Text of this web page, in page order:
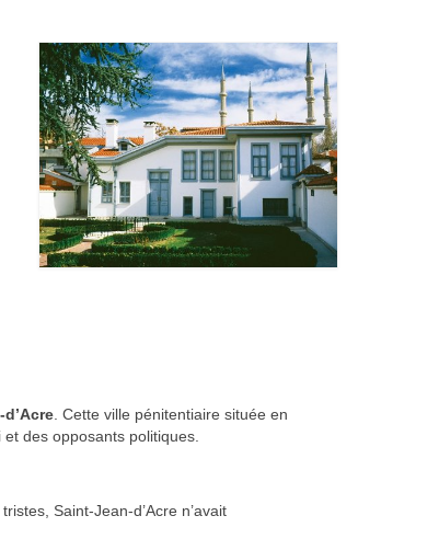
. Cette ville pénitentiaire située en
des opposants politiques.
Saint-Jean-d’Acre n’avait